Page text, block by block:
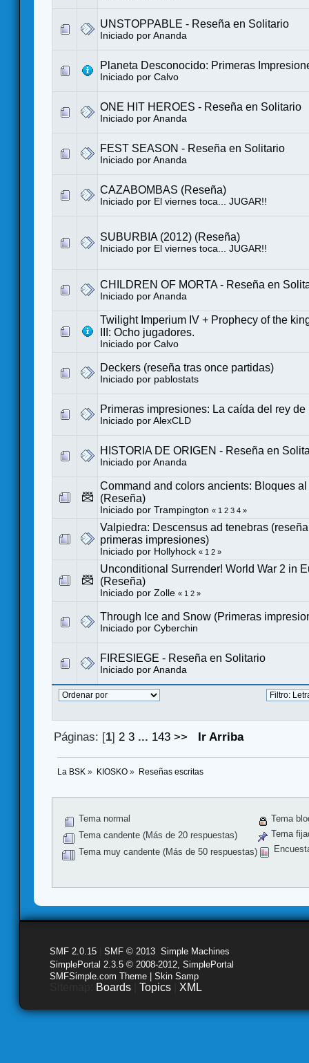
UNSTOPPABLE - Reseña en Solitario
Iniciado por Ananda
Planeta Desconocido: Primeras
Iniciado por Calvo
ONE HIT HEROES - Reseña en Solitario
Iniciado por Ananda
FEST SEASON - Reseña en Solitario
Iniciado por Ananda
CAZABOMBAS (Reseña)
Iniciado por El viernes toca... JUGAR!!
SUBURBIA (2012) (Reseña)
Iniciado por El viernes toca... JUGAR!!
CHILDREN OF MORTA - Reseña en
Iniciado por Ananda
Twilight Imperium IV + Prophecy of the
III: Ocho jugadores.
Iniciado por Calvo
Deckers (reseña tras once partidas)
Iniciado por pablostats
Primeras impresiones: La caída del rey de
Iniciado por AlexCLD
HISTORIA DE ORIGEN - Reseña en
Iniciado por Ananda
Command and colors ancients: Bloques
(Reseña)
Iniciado por Trampington « 1 2 3 4 »
Valpiedra: Descensus ad tenebras
primeras impresiones)
Iniciado por Hollyhock « 1 2 »
Unconditional Surrender! World War 2 in
(Reseña)
Iniciado por Zolle « 1 2 »
Through Ice and Snow (Primeras
Iniciado por Cyberchin
FIRESIEGE - Reseña en Solitario
Iniciado por Ananda
Páginas: [1] 2 3 ... 143 >> Ir Arriba
La BSK » KIOSKO» Reseñas escritas
Tema normal
Tema candente (Más de 20 respuestas)
Tema muy candente (Más de 50 respuestas)
Tema
Tema
SMF 2.0.15 SMF © 2013 Simple Machines
SimplePortal 2.3.5 © 2008-2012, SimplePortal
SMFSimple.com Theme | Skin Samp
Boards Topics XML